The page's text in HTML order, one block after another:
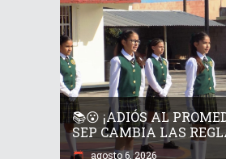
📚😮 ¡ADIÓS AL
SEP CAMBIA LAS
agosto 6, 2026